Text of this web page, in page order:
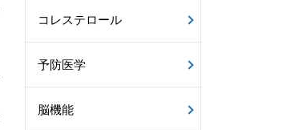
コレステロール
予防医学
脳機能